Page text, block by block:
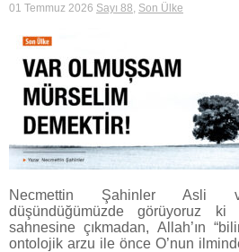
01 Temmuz 2026 Sayı 88, Son Ülke
Necmettin Şahinler Asli
düşündüğümüzde görüyoruz ki
sahnesine çıkmadan, Allah’ın
ontolojik arzu ile önce O’nun